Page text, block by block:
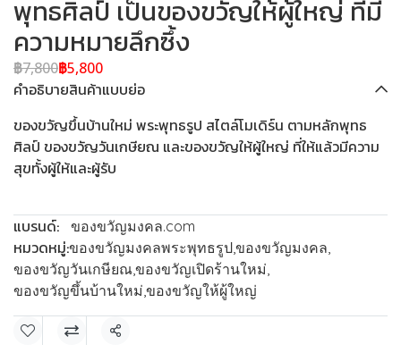
พุทธศิลป์ เป็นของขวัญให้ผู้ใหญ่ ที่มี
ความหมายลึกซึ้ง
฿7,800฿5,800
คำอธิบายสินค้าแบบย่อ
ของขวัญขึ้นบ้านใหม่ พระพุทธรูป สไตล์โมเดิร์น ตามหลักพุทธ
ศิลป์ ของขวัญวันเกษียณ และของขวัญให้ผู้ใหญ่ ที่ให้แล้วมีความ
สุขทั้งผู้ให้และผู้รับ
แบรนด์: ของขวัญมงคล.com
หมวดหมู่:ของขวัญมงคลพระพุทธรูป,ของขวัญมงคล,
ของขวัญวันเกษียณ,ของขวัญเปิดร้านใหม่,
ของขวัญขึ้นบ้านใหม่,ของขวัญให้ผู้ใหญ่
แชร์